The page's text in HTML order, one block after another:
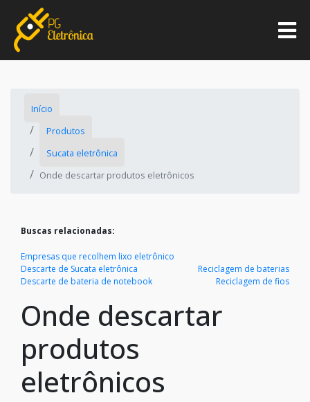
Início
Produtos
Sucata eletrônica
Onde descartar produtos eletrônicos
Buscas relacionadas:
Empresas que recolhem lixo eletrônico
Descarte de Sucata eletrônica
Reciclagem de baterias
Descarte de bateria de notebook
Reciclagem de fios
Onde descartar
produtos
eletrônicos